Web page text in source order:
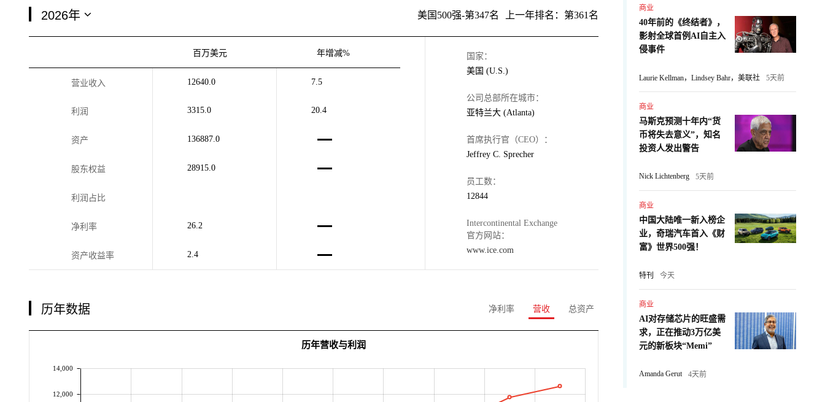
美国500强-第347名 上一年排名：第361名
百万美元 年增减%
营业收入 12640.0 7.5
利润 3315.0 20.4
资产 136887.0
股东权益 28915.0
利润占比
净利率 26.2
资产收益率 2.4
国家：
美国 (U.S.)
公司总部所在城市：
亚特兰大 (Atlanta)
首席执行官（CEO）：
Jeffrey C. Sprecher
员工数：
12844
Intercontinental Exchange
官方网站：
www.ice.com
历年数据 净利率 营收 总资产
12,000
14,000
历年营收与利润
商业
40年前的《终结者》，
影射全球首例AI自主入
侵事件
Laurie Kellman，Lindsey Bahr，美联社 5天前
商业
马斯克预测十年内“货
币将失去意义”，知名
投资人发出警告
Nick Lichtenberg 5天前
商业
中国大陆唯一新入榜企
业，奇瑞汽车首入《财
富》世界500强！
特刊 今天
商业
AI对存储芯片的旺盛需
求，正在推动3万亿美
元的新板块“Memi”
Amanda Gerut 4天前